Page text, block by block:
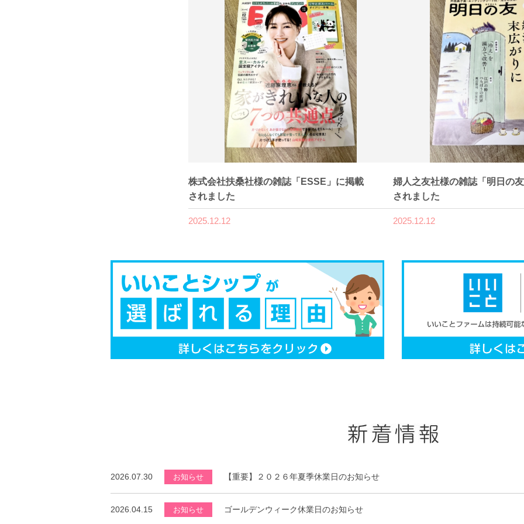
株式会社扶桑社様の雑誌「ESSE」に掲載
されました
2025.12.12
婦人之友社様の雑誌「明日の
されました
2025.12.12
2026.07.30 お知らせ 【重要】２０２６年夏季休業日のお知らせ
2026.04.15 お知らせ ゴールデンウィーク休業日のお知らせ